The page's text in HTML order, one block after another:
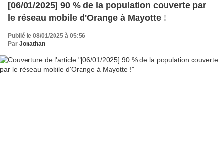
[06/01/2025] 90 % de la population couverte par
le réseau mobile d'Orange à Mayotte !
Publié le 08/01/2025 à 05:56
Par Jonathan